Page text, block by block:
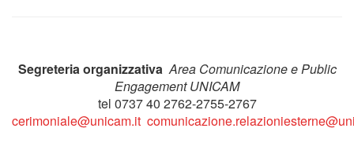
Segreteria organizzativaArea Comunicazione e Public
Engagement UNICAM
tel 0737 40 2762-2755-2767
cerimoniale@unicam.it